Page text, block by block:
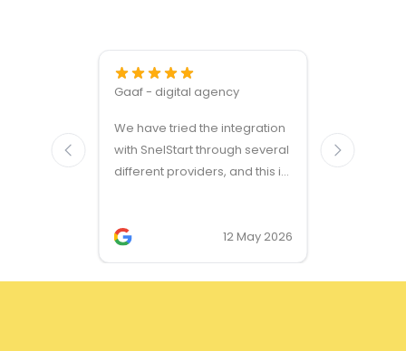
Gaaf - digital agency
We have tried the integration
with SnelStart through several
different providers, and this is
two occasions, and it was
provided quickly and
professionally. We do
12 May 2026
modules